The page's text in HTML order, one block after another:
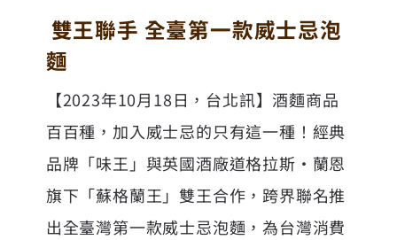
雙王聯手 全臺第一款威士忌泡
麵
【2023年10月18日，台北訊】酒麵商品
百百種，加入威士忌的只有這一種！經典
品牌「味王」與英國酒廠道格拉斯•蘭恩
旗下「蘇格蘭王 」雙王合作，跨界聯名推
出全臺灣第一款威士忌泡麵，為台灣消費